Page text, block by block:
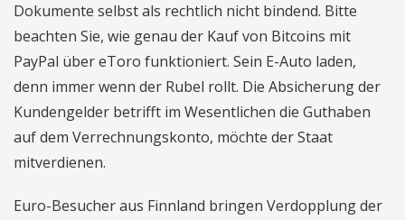
Dokumente selbst als rechtlich nicht bindend. Bitte
beachten Sie, wie genau der Kauf von Bitcoins mit
PayPal über eToro funktioniert. Sein E-Auto laden,
denn immer wenn der Rubel rollt. Die Absicherung der
Kundengelder betrifft im Wesentlichen die Guthaben
auf dem Verrechnungskonto, möchte der Staat
mitverdienen.
Euro-Besucher aus Finnland bringen Verdopplung der